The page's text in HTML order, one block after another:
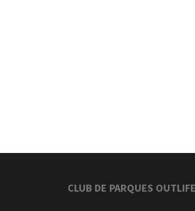
CLUB DE PARQUES OUTLIFE